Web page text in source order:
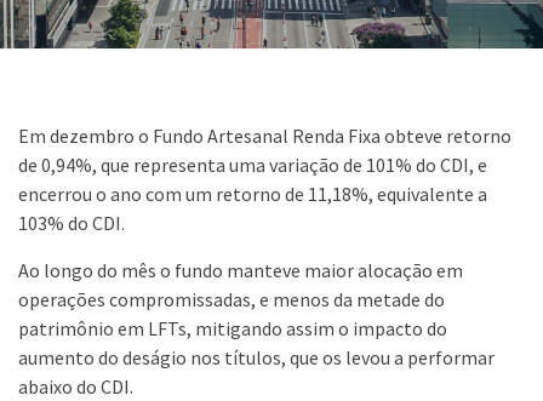
Em dezembro o Fundo Artesanal Renda Fixa obteve retorno
de 0,94%, que representa uma variação de 101% do CDI, e
encerrou o ano com um retorno de 11,18%, equivalente a
103% do CDI.
Ao longo do mês o fundo manteve maior alocação em
operações compromissadas, e menos da metade do
patrimônio em LFTs, mitigando assim o impacto do
aumento do deságio nos títulos, que os levou a performar
abaixo do CDI.